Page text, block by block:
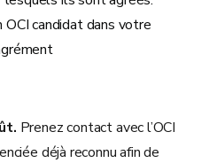
candidat dans votre
Prenez contact avec l’OCI
déjà reconnu afin de